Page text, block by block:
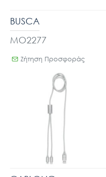
MO2277
BUSCA
Ζήτηση Προσφοράς